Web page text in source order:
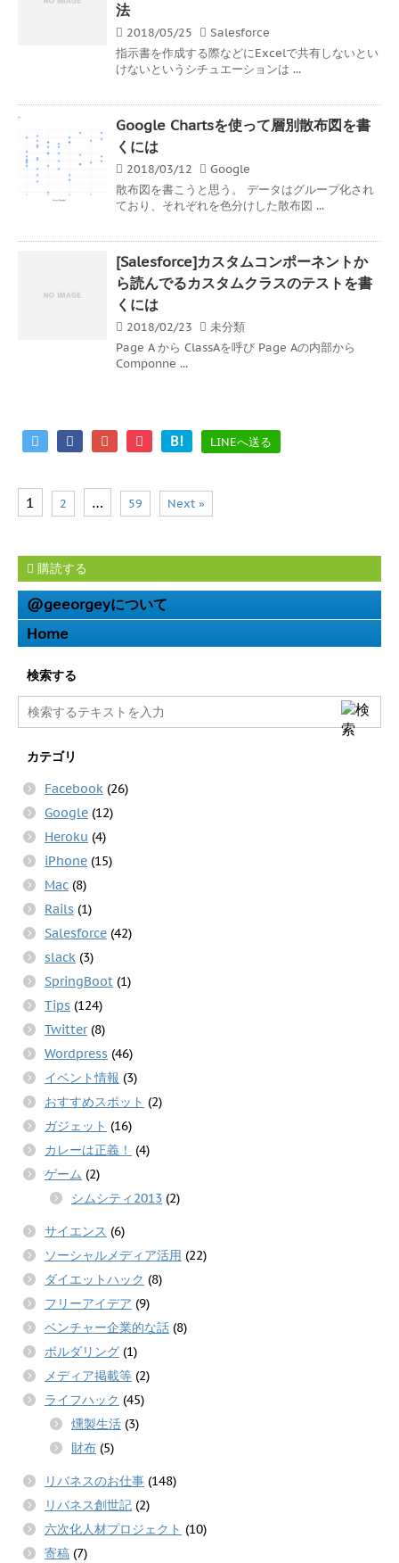
法
2018/05/25
Salesforce
指示書を作成する際などにExcelで共有しないとい
けないというシチュエーションは ...
Google Chartsを使って層別散布図を書
くには
2018/03/12
Google
散布図を書こうと思う。 データはグループ化され
ており、それぞれを色分けした散布図 ...
[Salesforce]カスタムコンポーネントか
ら読んでるカスタムクラスのテストを書
くには
2018/02/23
未分類
Page A から ClassAを呼び Page Aの内部から
Componne ...
B! LINEへ送る
1 2 … 59 Next »
購読する
@geeorgeyについて
Home
検索する
カテゴリ
Facebook (26)
Google (12)
Heroku (4)
iPhone (15)
Mac (8)
Rails (1)
Salesforce (42)
slack (3)
SpringBoot (1)
Tips (124)
Twitter(8)
Wordpress (46)
イベント情報 (3)
おすすめスポット (2)
ガジェット (16)
カレーは正義！
(4)
ゲーム (2)
シムシティ2013 (2)
サイエンス (6)
ソーシャルメディア活用 (22)
ダイエットハック (8)
フリーアイデア (9)
ベンチャー企業的な話 (8)
ボルダリング (1)
メディア掲載等 (2)
ライフハック (45)
燻製生活 (3)
財布 (5)
リバネスのお仕事 (148)
リバネス創世記 (2)
六次化人材プロジェクト (10)
寄稿 (7)